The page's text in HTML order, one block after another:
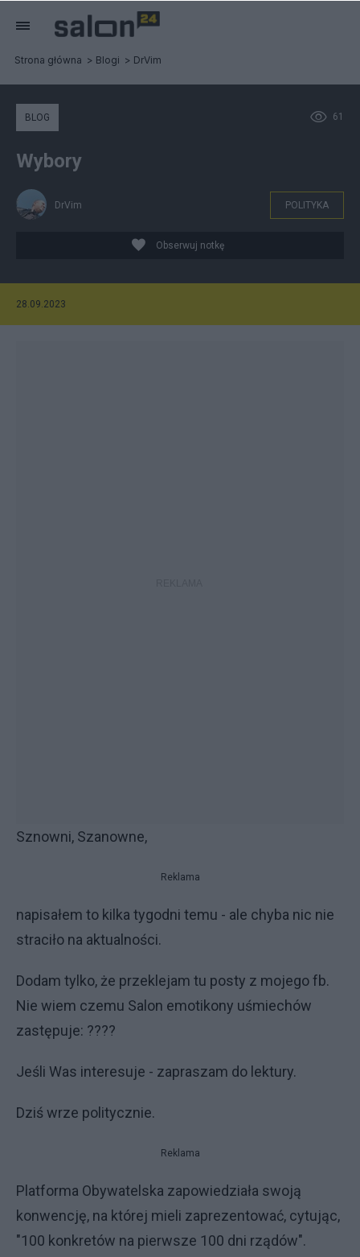
Strona główna Blogi DrVim
61
BLOG
Wybory
DrVim POLITYKA
Obserwuj notkę
28.09.2023
Sznowni, Szanowne,
Reklama
napisałem to kilka tygodni temu - ale chyba nic nie
straciło na aktualności.
Dodam tylko, że przeklejam tu posty z mojego fb.
Nie wiem czemu Salon emotikony uśmiechów
zastępuje: ????
Jeśli Was interesuje - zapraszam do lektury.
Dziś wrze politycznie.
Reklama
Platforma Obywatelska zapowiedziała swoją
konwencję, na której mieli zaprezentować, cytując,
"100 konkretów na pierwsze 100 dni rządów".